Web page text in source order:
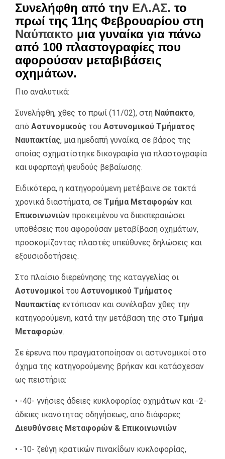
Συνελήφθη από την ΕΛ.ΑΣ. το
πρωί της 11ης Φεβρουαρίου στη
Ναύπακτο μια γυναίκα για πάνω
από 100 πλαστογραφίες που
αφορούσαν μεταβιβάσεις
οχημάτων.
Πιο αναλυτικά:
Συνελήφθη, χθες το πρωί (11/02), στη Ναύπακτο,
από Αστυνομικούς του Αστυνομικού Τμήματος
Ναυπακτίας, μια ημεδαπή γυναίκα, σε βάρος της
οποίας σχηματίστηκε δικογραφία για πλαστογραφία
και υφαρπαγή ψευδούς βεβαίωσης.
Ειδικότερα, η κατηγορούμενη μετέβαινε σε τακτά
χρονικά διαστήματα, σε Τμήμα Μεταφορών και
Επικοινωνιών προκειμένου να διεκπεραιώσει
υποθέσεις που αφορούσαν μεταβίβαση οχημάτων,
προσκομίζοντας πλαστές υπεύθυνες δηλώσεις και
εξουσιοδοτήσεις.
Στο πλαίσιο διερεύνησης της καταγγελίας οι
Αστυνομικοί του Αστυνομικού Τμήματος
Ναυπακτίας εντόπισαν και συνέλαβαν χθες την
κατηγορούμενη, κατά την μετάβαση της στο Τμήμα
Μεταφορών.
Σε έρευνα που πραγματοποίησαν οι αστυνομικοί στο
όχημα της κατηγορούμενης βρήκαν και κατάσχεσαν
ως πειστήρια:
• -40- γνήσιες άδειες κυκλοφορίας οχημάτων και -2-
άδειες ικανότητας οδηγήσεως, από διάφορες
Διευθύνσεις Μεταφορών & Επικοινωνιών
• -10- ζεύγη κρατικών πινακίδων κυκλοφορίας,